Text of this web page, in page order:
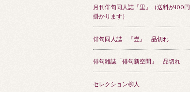
月刊俳句同人誌『里』（送料が100円
掛かります）
俳句同人誌 『豈』 品切れ
俳句雑誌「俳句新空間」 品切れ
セレクション柳人